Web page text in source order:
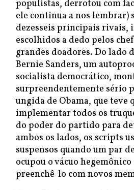
populistas, derrotou com
ele continua a nos lembrar)
dezesseis principais rivais,
escolhidos a dedo pelos
grandes doadores. Do lado
Bernie Sanders, um
socialista democrático,
surpreendentemente sério
ungida de Obama, que teve
implementar todos os
do poder do partido para
ambos os lados, os scripts
suspensos quando um par
ocupou o vácuo hegemônico
preenchê-lo com novos